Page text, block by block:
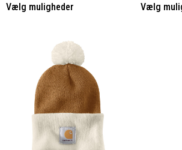
Vælg muligheder Vælg